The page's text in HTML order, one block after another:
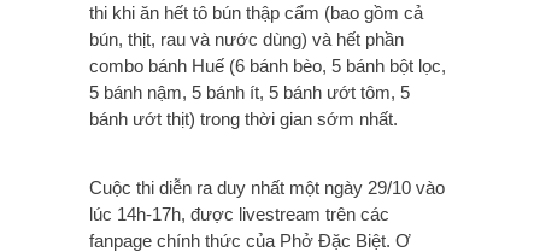
thi khi ăn hết tô bún thập cẩm (bao gồm cả
bún, thịt, rau và nước dùng) và hết phần
combo bánh Huế (6 bánh bèo, 5 bánh bột lọc,
5 bánh nậm, 5 bánh ít, 5 bánh ướt tôm, 5
bánh ướt thịt) trong thời gian sớm nhất.
Cuộc thi diễn ra duy nhất một ngày 29/10 vào
lúc 14h-17h, được livestream trên các
fanpage chính thức của Phở Đặc Biệt. Ơ